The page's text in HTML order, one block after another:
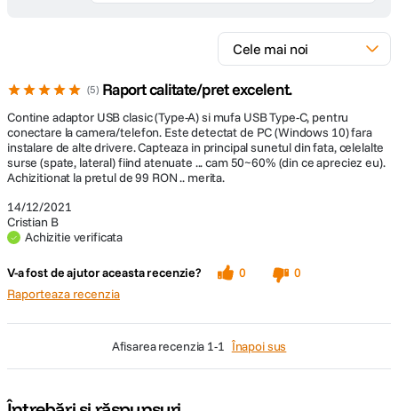
5 Raport calitate/pret excelent.
14/12/2021
Cristian B
Achizitie verificata
Contine adaptor USB clasic (Type-A) si mufa USB Type-C, pentru
conectare la camera/telefon. Este detectat de PC (Windows 10) fara
instalare de alte drivere. Capteaza in principal sunetul din fata, celelalte
surse (spate, lateral) fiind atenuate ... cam 50~60% (din ce apreciez eu).
Achizitionat la pretul de 99 RON .. merita.
V-a fost de ajutor aceasta recenzie? 0
0
Raporteaza recenzia
afisarea recenzia 1-1 Înapoi sus